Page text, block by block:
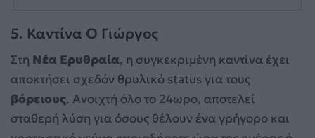
5. Καντίνα Ο Γιώργος
Στη Νέα Ερυθραία, η συγκεκριμένη καντίνα έχει
αποκτήσει σχεδόν θρυλικό status για τους
βόρειους. Ανοιχτή όλο το 24ωρο, αποτελεί
σταθερή λύση για όσους θέλουν ένα γρήγορο και